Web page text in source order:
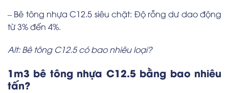
– Bê tông nhựa C12.5 siêu chặt: Độ rỗng dư dao động
từ 3% đến 4%.
Alt: Bê tông C12.5 có bao nhiêu loại?
1m3 bê tông nhựa C12.5 bằng bao nhiêu
tấn?